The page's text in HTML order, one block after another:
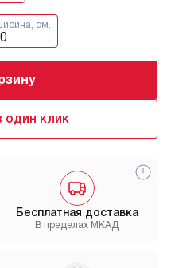
см.
один клик
Бесплатная доставка
В пределах МКАД